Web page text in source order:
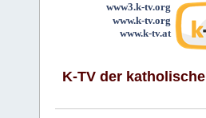
www3.k-tv.org
www.k-tv.org
www.k-tv.at
K-TV der